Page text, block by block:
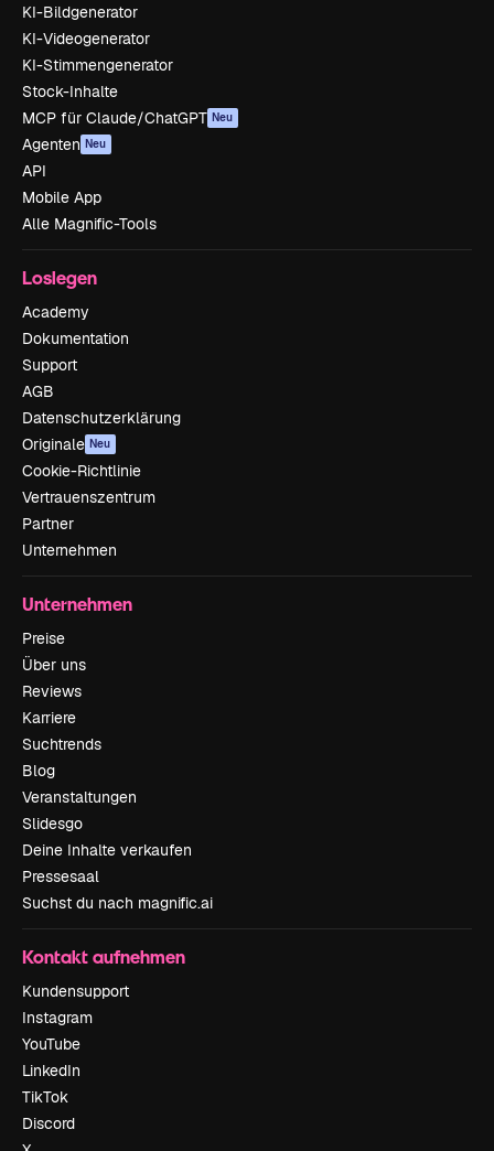
KI-Bildgenerator
KI-Videogenerator
KI-Stimmengenerator
Stock-Inhalte
MCP für Claude/ChatGPT Neu
Agenten Neu
API
Mobile App
Alle Magnific-Tools
Loslegen
Academy
Dokumentation
Support
AGB
Datenschutzerklärung
Originale Neu
Cookie-Richtlinie
Vertrauenszentrum
Partner
Unternehmen
Unternehmen
Preise
Über uns
Reviews
Karriere
Suchtrends
Blog
Veranstaltungen
Slidesgo
Deine Inhalte verkaufen
Pressesaal
Suchst du nach magnific.ai
Kontakt aufnehmen
Kundensupport
Instagram
YouTube
LinkedIn
TikTok
Discord